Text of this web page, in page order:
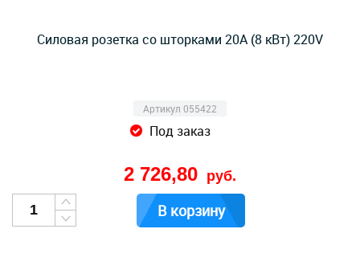
Силовая розетка со шторками 20A (8 кВт) 220V
Артикул 055422
Под заказ
2 726,80 руб.
В корзину